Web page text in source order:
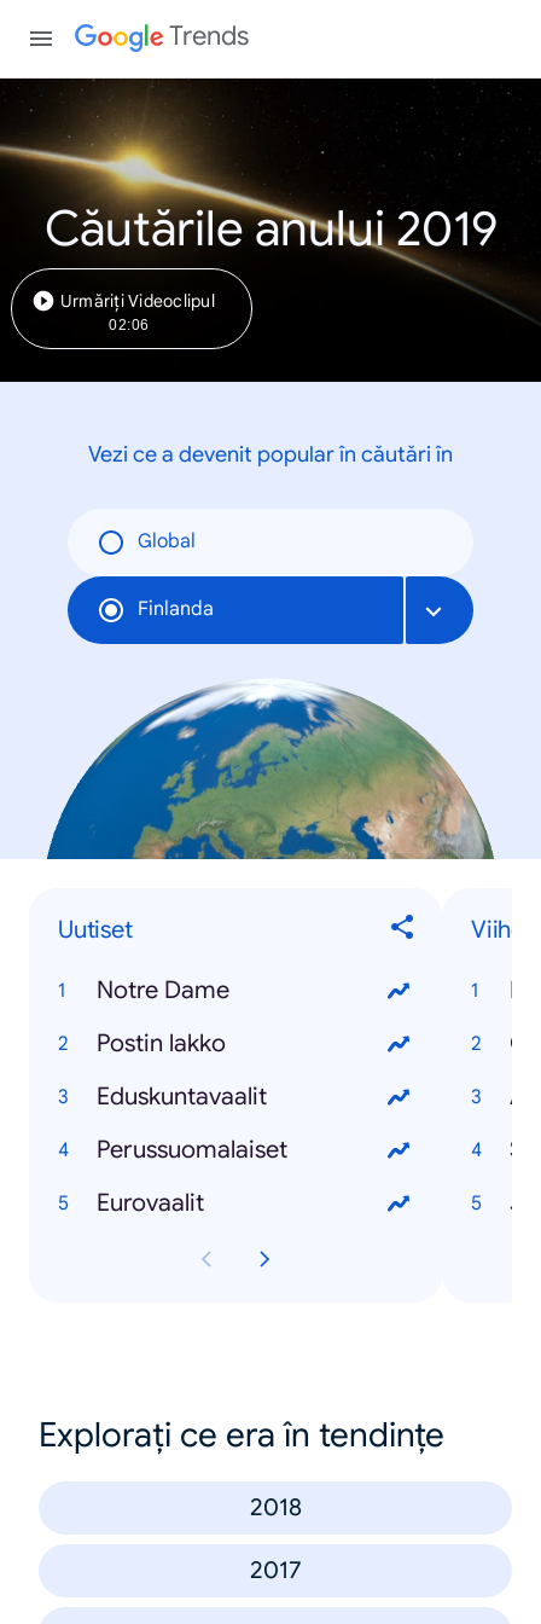
Trends
Căutările anului 2019
Urmăriți Videoclipul
02:06
Vezi ce a devenit popular în căutări în
Global
Finlanda
Uutiset
Notre Dame
Postin lakko
Eduskuntavaalit
Perussuomalaiset
Eurovaalit
Viihde
Explorați ce era în tendințe
2018
2017